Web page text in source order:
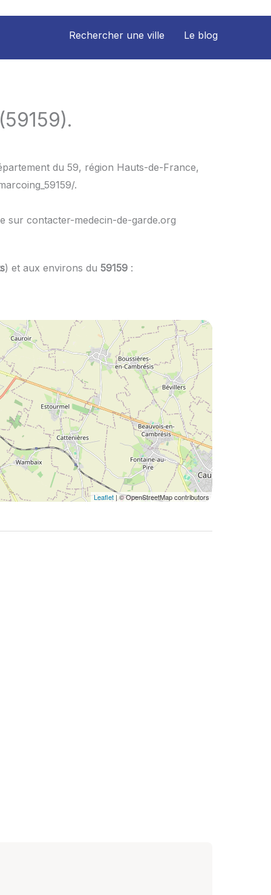
Rechercher une ville Le blog
du 59, région Hauts-de-France,
.
sur contacter-medecin-de-garde.org
) et aux environs du 59159 :
Leaflet | © OpenStreetMap contributors